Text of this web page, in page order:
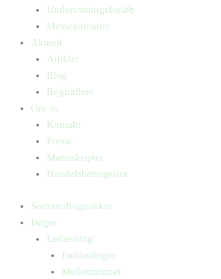
Undervisningsforløb
Messekalender
Aktuelt
Artikler
Blog
Bogtrailere
Om os
Kontakt
Presse
Manuskripter
Handelsbetingelser
Sommerbogpakker
Bøger
Letlæsning
Indskolingen
Mellemtrinnet